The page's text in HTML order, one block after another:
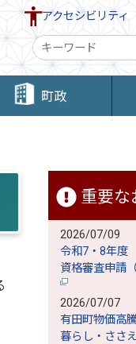
アクセシビリティ
検
索
キ
ー町政
重要な
2026/07/09
令和7・8年度
資格審査申請
2026/07/07
有田町物価高
暮らし・ささ